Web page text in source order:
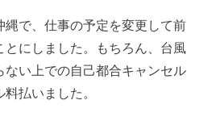
縄で、仕事の予定を変更して前
とにしました。もちろん、台風
ない上での自己都合キャンセル
払いました。